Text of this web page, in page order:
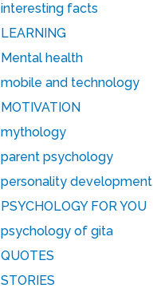
interesting facts
LEARNING
Mental health
mobile and technology
MOTIVATION
mythology
parent psychology
personality development
PSYCHOLOGY FOR YOU
psychology of gita
QUOTES
STORIES